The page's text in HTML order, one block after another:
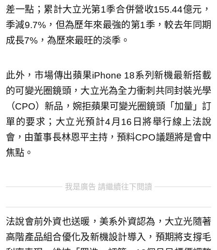
差一點；累計大立光第1季合併營收155.44億元，
季減9.7%，但為歷年來最強的第1季，較去年同期
成長7%，為歷來最旺的淡季。
此外，市場傳出蘋果iPhone 18系列新機最新搭載
的可變光圈鏡頭，大立光為全力衝刺共同封裝光學
（CPO）新品，婉拒蘋果可變光圈鏡頭「加量」訂
單的要求；大立光預計4月16日將舉行線上法說
會，由董事長林恩平主持，預料CPO議題將是會中
焦點。
我是廣告 請繼續往下閱讀
法說會前外資也送暖，美系外資認為，大立光隨著
高階產品組合優化及新機設計導入，預期將支撐毛